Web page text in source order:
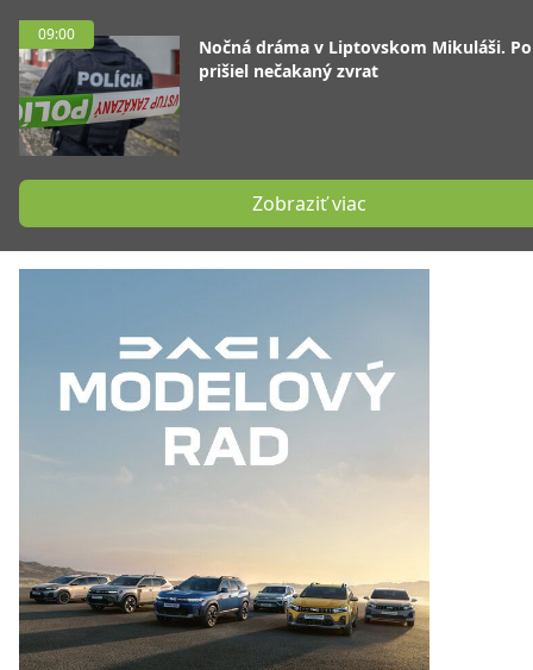
09:00
Nočná dráma v Liptovskom Mikuláši.
prišiel nečakaný zvrat
Zobraziť viac